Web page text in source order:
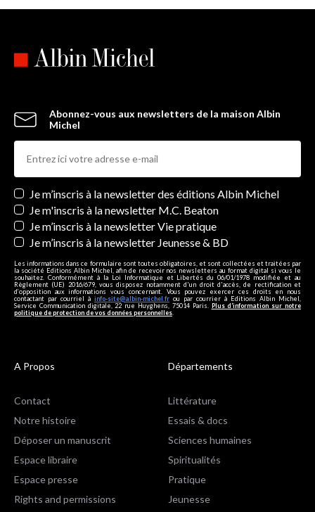
Abonnez-vous aux newsletters de la maison Albin
Michel
Newsletters
Je m’inscris à la newsletter des éditions Albin Michel
Je m'inscris à la newsletter M.C. Beaton
Je m’inscris à la newsletter Vie pratique
Je m’inscris à la newsletter Jeunesse & BD
Les informations dans ce formulaire sont toutes obligatoires, et sont collectées et traitées par
la société Editions Albin Michel, afin de recevoir nos newsletters au format digital si vous le
souhaitez. Conformément à la Loi Informatique et Libertés du 06/01/1978 modifiée et au
Règlement (UE) 2016/679, vous disposez notamment d'un droit d'accès, de rectification et
d’opposition aux informations vous concernant. Vous pouvez exercer ces droits en nous
contactant par courriel à info-site@albin-michel.fr ou par courrier à Editions Albin Michel,
Service Communication digitale, 22 rue Huyghens, 75014 Paris. Plus d’information sur notre
politique de protection de vos données personnelles
A Propos
Contact
Notre histoire
Déposer un manuscrit
Espace libraire
Espace presse
Rights and permissions
Départements
Littérature
Essais & docs
Sciences humaines
Spiritualités
Pratique
Jeunesse